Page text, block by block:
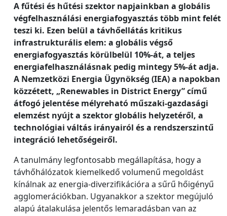
A fűtési és hűtési szektor napjainkban a globális
végfelhasználási energiafogyasztás több mint felét
teszi ki. Ezen belül a távhőellátás kritikus
infrastrukturális elem: a globális végső
energiafogyasztás körülbelül 10%-át, a teljes
energiafelhasználásnak pedig mintegy 5%-át adja.
A Nemzetközi Energia Ügynökség (IEA) a napokban
közzétett, „Renewables in District Energy” című
átfogó jelentése mélyreható műszaki-gazdasági
elemzést nyújt a szektor globális helyzetéről, a
technológiai váltás irányairól és a rendszerszintű
integráció lehetőségeiről.
A tanulmány legfontosabb megállapítása, hogy a
távhőhálózatok kiemelkedő volumenű megoldást
kínálnak az energia-diverzifikációra a sűrű hőigényű
agglomerációkban. Ugyanakkor a szektor megújuló
alapú átalakulása jelentős lemaradásban van az